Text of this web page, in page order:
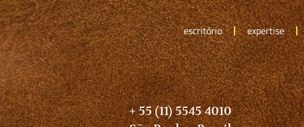
escritório expertise
+ 55 (11) 5545 4010